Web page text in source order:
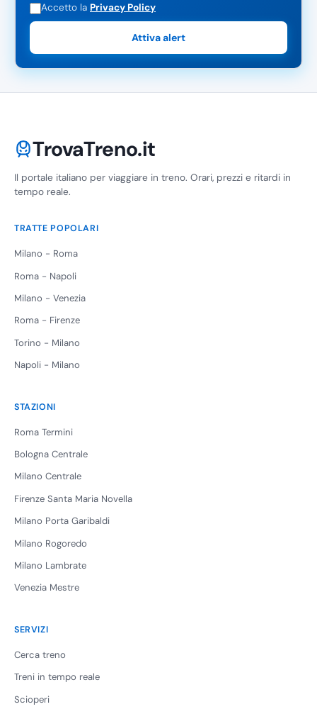
Accetto la Privacy Policy
Attiva alert
TrovaTreno.it
Il portale italiano per viaggiare in treno. Orari, prezzi e ritardi in
tempo reale.
TRATTE POPOLARI
Milano - Roma
Roma - Napoli
Milano - Venezia
Roma - Firenze
Torino - Milano
Napoli - Milano
STAZIONI
Roma Termini
Bologna Centrale
Milano Centrale
Firenze Santa Maria Novella
Milano Porta Garibaldi
Milano Rogoredo
Milano Lambrate
Venezia Mestre
SERVIZI
Cerca treno
Treni in tempo reale
Scioperi